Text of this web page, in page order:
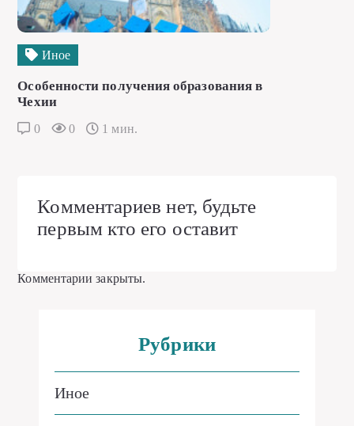
Иное
Особенности получения образования в
Чехии
0 0 1 мин.
Комментариев нет, будьте
первым кто его оставит
Комментарии закрыты.
Рубрики
Иное